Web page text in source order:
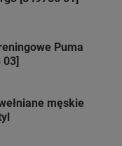
Puma
męskie